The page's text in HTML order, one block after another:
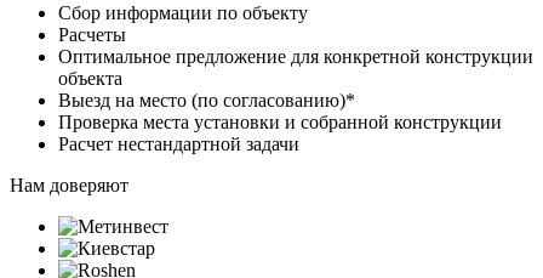
Сбор информации по объекту
Расчеты
Оптимальное предложение для конкретной конструкции
объекта
Выезд на место (по согласованию)*
Проверка места установки и собранной конструкции
Расчет нестандартной задачи
Нам доверяют